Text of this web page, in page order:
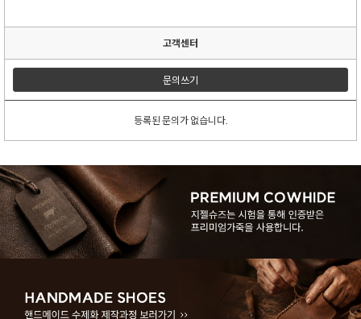
고객센터
문의쓰기
등록된 문의가 없습니다.